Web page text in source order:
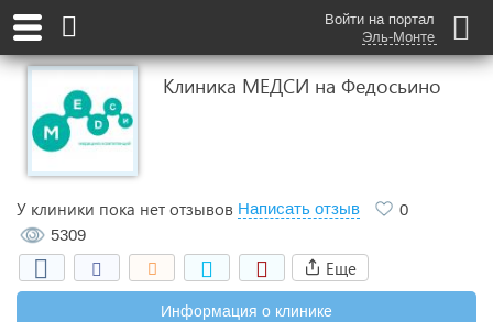
Войти на портал
Эль-Монте
Клиника МЕДСИ на Федосьино
У клиники пока нет отзывов Написать отзыв
0
5309
Еще
Информация о клинике